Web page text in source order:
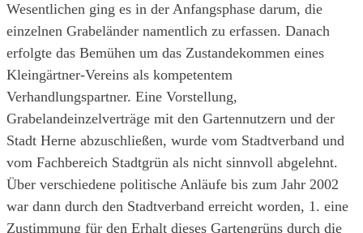
Wesentlichen ging es in der Anfangsphase darum, die
einzelnen Grabeländer namentlich zu erfassen. Danach
erfolgte das Bemühen um das Zustandekommen eines
Kleingärtner-Vereins als kompetentem
Verhandlungspartner. Eine Vorstellung,
Grabelandeinzelverträge mit den Gartennutzern und der
Stadt Herne abzuschließen, wurde vom Stadtverband und
vom Fachbereich Stadtgrün als nicht sinnvoll abgelehnt.
Über verschiedene politische Anläufe bis zum Jahr 2002
war dann durch den Stadtverband erreicht worden, 1. eine
Zustimmung für den Erhalt dieses Gartengrüns durch die